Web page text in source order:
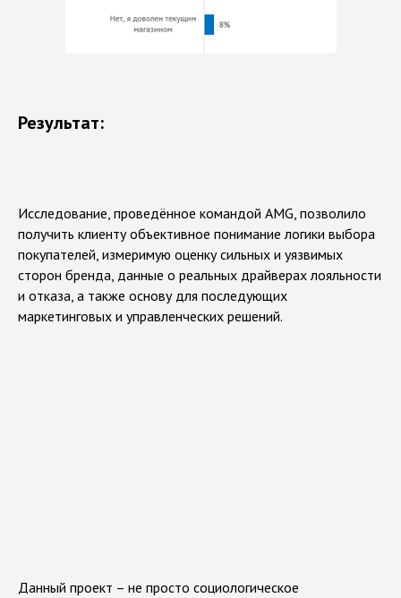
Результат:
Исследование, проведённое командой AMG, позволило
получить клиенту объективное понимание логики выбора
покупателей, измеримую оценку сильных и уязвимых
сторон бренда, данные о реальных драйверах лояльности
и отказа, а также основу для последующих
маркетинговых и управленческих решений.
Данный проект – не просто социологическое